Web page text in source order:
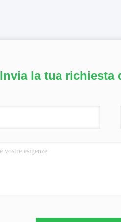
Invia la tua richiesta